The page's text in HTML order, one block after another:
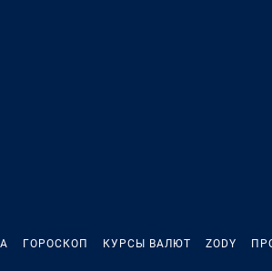
ГОРОСКОП КУРСЫ ВАЛЮТ ZODY